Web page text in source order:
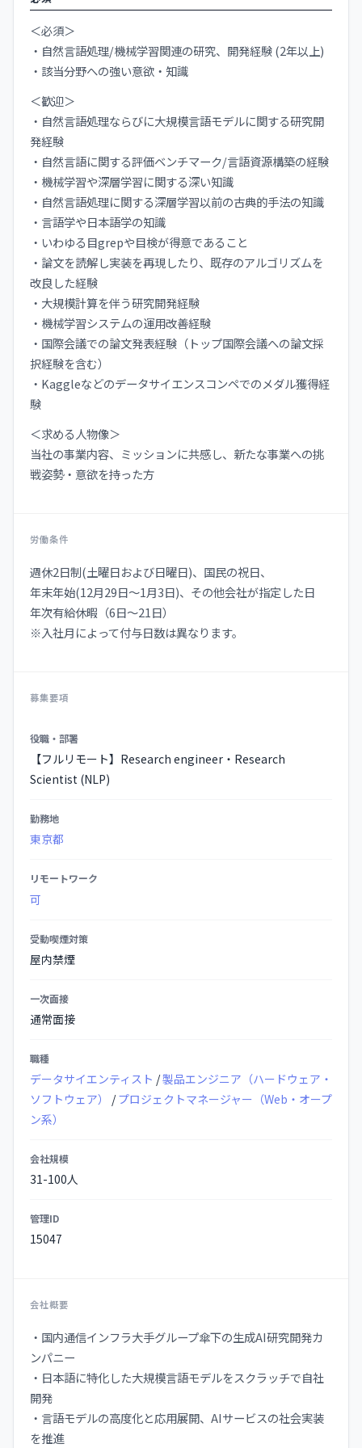
＜必須＞
・自然言語処理/機械学習関連の研究、開発経験 (2年以上)
・該当分野への強い意欲・知識
＜歓迎＞
・自然言語処理ならびに大規模言語モデルに関する研究開
発経験
・自然言語に関する評価ベンチマーク/言語資源構築の経験
・機械学習や深層学習に関する深い知識
・自然言語処理に関する深層学習以前の古典的手法の知識
・言語学や日本語学の知識
・いわゆる目grepや目検が得意であること
・論文を読解し実装を再現したり、既存のアルゴリズムを
改良した経験
・大規模計算を伴う研究開発経験
・機械学習システムの運用改善経験
・国際会議での論文発表経験（トップ国際会議への論文採
択経験を含む）
・Kaggleなどのデータサイエンスコンペでのメダル獲得経
験
＜求める人物像＞
当社の事業内容、ミッションに共感し、新たな事業への挑
戦姿勢・意欲を持った方
労働条件
週休2日制(土曜日および日曜日)、国⺠の祝日、
年末年始(12月29日〜1月3日)、その他会社が指定した日
年次有給休暇（6日〜21日）
※入社月によって付与日数は異なります。
募集要項
集
要
項
細
役職・部署
【フルリモート】Research engineer・Research
Scientist (NLP)
勤務地
東京都
リモートワーク
可
受動喫煙対策
屋内禁煙
一次面接
通常面接
職種
データサイエンティスト /製品エンジニア（ハードウェア・
ソフトウェア）
/プロジェクトマネージャー（Web・オープ
ン系）
会社規模
31-100人
管理ID
15047
会社概要
・国内通信インフラ大手グループ傘下の生成AI研究開発カ
ンパニー
・日本語に特化した大規模言語モデルをスクラッチで自社
開発
・言語モデルの高度化と応用展開、AIサービスの社会実装
を推進